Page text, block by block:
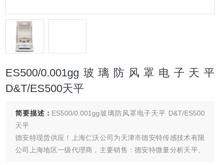
ES500/0.001gg玻璃防风罩电子天平
D&T/ES500天平
简要描述： ES500/0.001gg玻璃防风罩电子天平 D&T/ES500
天平
德安特现货供应！上海仁沃公司为天津市德安特传感技术有限
公司上海地区一级代理商，主要销售：德安特微量分析天平、